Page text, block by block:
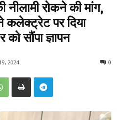
नीलामी रोकने की मांग,
कलेक्ट्रेट पर दिया
सौंपा ज्ञापन
2024 0